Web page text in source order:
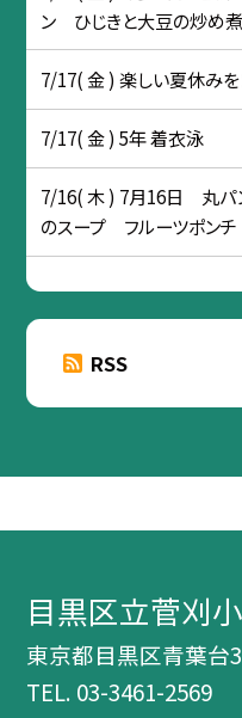
ン ひじきと大豆の炒め
7/17( 金 ) 楽しい夏休みを
7/17( 金 ) 5年 着衣泳
7/16( 木 ) 7月16日 丸
のスープ フルーツポン
RSS
目黒区立菅刈
東京都目黒区青葉台
TEL. 03-3461-2569